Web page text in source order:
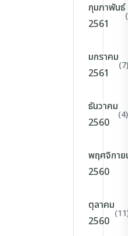
กุมภาพันธ์
2561
มกราคม
2561
(7)
ธันวาคม
2560
(4)
พฤศจิกาย
2560
ตุลาคม
2560